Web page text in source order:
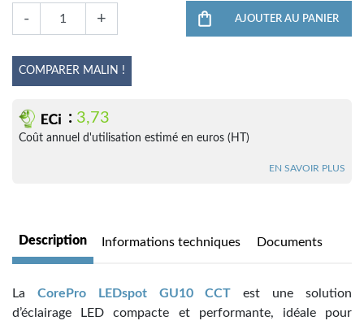
- + AJOUTER AU PANIER
COMPARER MALIN !
: 3,73
Coût annuel d'utilisation estimé en euros (HT)
EN SAVOIR PLUS
Description Informations techniques Documents
La CorePro LEDspot GU10 CCT est une solution
d’éclairage LED compacte et performante, idéale pour